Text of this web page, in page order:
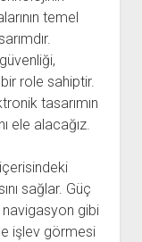
temel
role sahiptir.
tasarımın
ele alacağız.
sağlar. Güç
gibi
işlev görmesi